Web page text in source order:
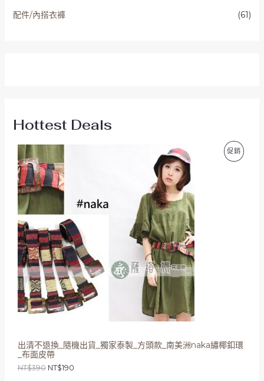
配件/內搭衣褲
(61)
Hottest Deals
促銷 特
出清不退換_隨機出貨_獨家泰製_方頭款_南美洲naka繡椰釦環
_布面皮帶
NT$390
原
價
格
：
N
$
9
0
。
NT$190
T
1
9
0
。